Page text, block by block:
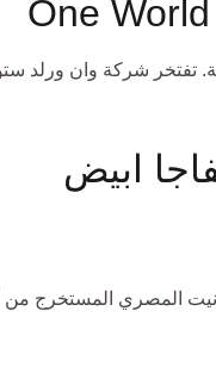
تفتخر شركة وان ورلد
ابيض
المصري المستخرج